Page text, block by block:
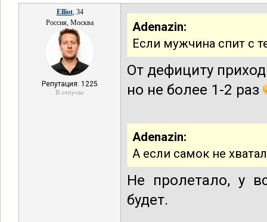
Elliot, 34
Россия, Москва
Репутация: 1225
В отпуске
Adenazin:
Если мужчина спит с
От дефициту
но не более 1-2 раз
Adenazin:
А если самок не
Не пролетало, у
будет.